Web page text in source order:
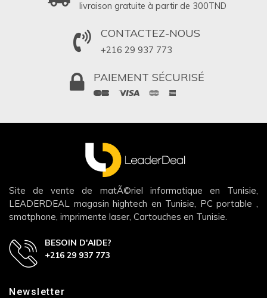
livraison gratuite à partir de 300TND
CONTACTEZ-NOUS
+216 29 937 773
PAIEMENT SÉCURISÉ
Site de vente de matÃ©riel informatique en Tunisie,
LEADERDEAL magasin hightech en Tunisie, PC portable ,
smatphone, imprimente laser, Cartouches en Tunisie.
BESOIN D'AIDE?
+216 29 937 773
Newsletter